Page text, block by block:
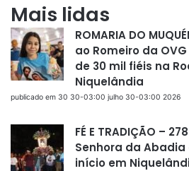
Mais lidas
ROMARIA DO
ao Romeiro da
de 30 mil fiéis na
Niquelândia
publicado em 30 30-03:00 julho 30-03:00 2026
FÉ E TRADIÇÃO –
Senhora da
início em